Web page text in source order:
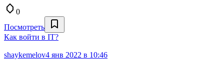
0
Посмотреть
Как войти в IT?
shaykemelov4 янв 2022 в 10:46